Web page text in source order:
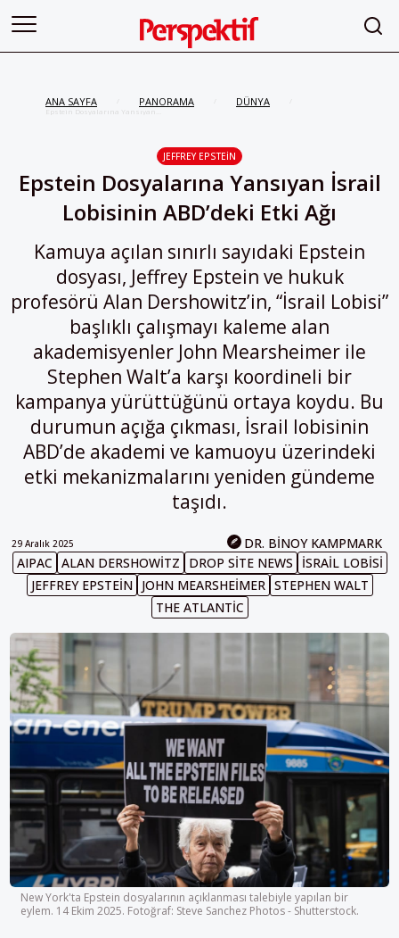
ANA SAYFA PANORAMA DÜNYA
Epstein Dosyalarına Yansıyan
İsrail Lobisinin ABD’deki Etki Ağı
JEFFREY EPSTEIN
Epstein Dosyalarına Yansıyan İsrail
Lobisinin ABD’deki Etki Ağı
Kamuya açılan sınırlı sayıdaki Epstein
dosyası, Jeffrey Epstein ve hukuk
profesörü Alan Dershowitz’in, “İsrail Lobisi”
başlıklı çalışmayı kaleme alan
akademisyenler John Mearsheimer ile
Stephen Walt’a karşı koordineli bir
kampanya yürüttüğünü ortaya koydu. Bu
durumun açığa çıkması, İsrail lobisinin
ABD’de akademi ve kamuoyu üzerindeki
etki mekanizmalarını yeniden gündeme
taşıdı.
29 Aralık 2025
DR. BINOY KAMPMARK
AIPAC ALAN DERSHOWITZ DROP SITE NEWS
ISRAIL LOBISI
JEFFREY EPSTEIN
JOHN MEARSHEIMER STEPHEN WALT
THE ATLANTIC
New York'ta Epstein dosyalarının açıklanması talebiyle yapılan bir
eylem. 14 Ekim 2025. Fotoğraf: Steve Sanchez Photos - Shutterstock.